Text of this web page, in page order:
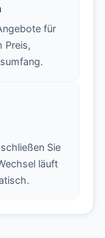
für
Preis,
Sie
läuft